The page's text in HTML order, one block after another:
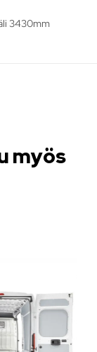
3430mm
myös